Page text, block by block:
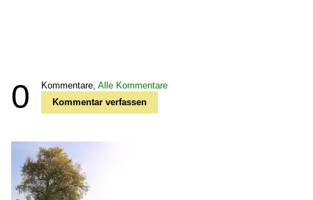
0 Kommentare, Alle Kommentare
Kommentar verfassen